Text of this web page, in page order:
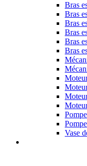
Bras
Bras
Bras
Bras
Bras
Bras
Vase